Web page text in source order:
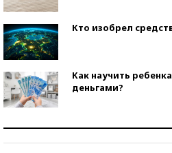
Кто изобрел
Как научить
деньгами?